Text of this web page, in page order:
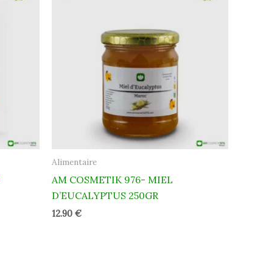
Alimentaire
AM COSMETIK 976- MIEL
D’EUCALYPTUS 250GR
12.90 €